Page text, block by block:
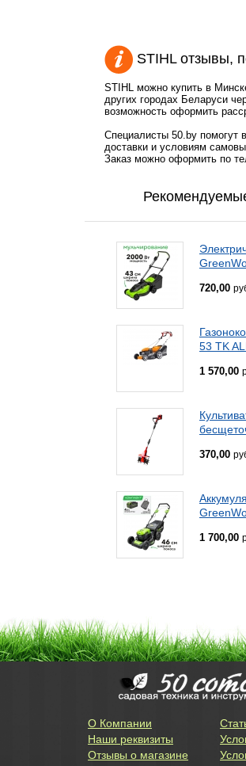
STIHL отзывы,
STIHL можно купить в
других городах Беларуси
возможность оформить
Специалисты 50.by помогут
доставки и условиям
Заказ можно оформить по
720,00
53 TK
1 570,00
370,00
1 700,00
О Компании
Наши реквизиты
Отзывы о магазине